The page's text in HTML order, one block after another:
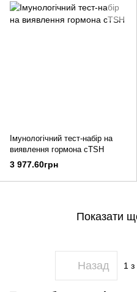
Імунологічний тест-набір на
виявлення гормона cTSH
3 977.60грн
Показати
Назад 1з